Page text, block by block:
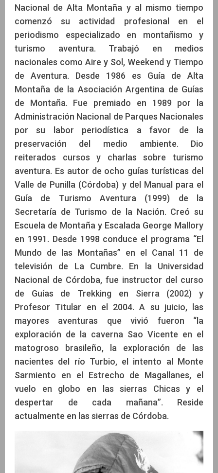
Nacional de Alta Montaña y al mismo tiempo
comenzó su actividad profesional en el
periodismo especializado en montañismo y
turismo aventura. Trabajó en medios
nacionales como Aire y Sol, Weekend y Tiempo
de Aventura. Desde 1986 es Guía de Alta
Montaña de la Asociación Argentina de Guías
de Montaña. Fue premiado en 1989 por la
Administración Nacional de Parques Nacionales
por su labor periodística a favor de la
preservación del medio ambiente. Dio
reiterados cursos y charlas sobre turismo
aventura. Es autor de ocho guías turísticas del
Valle de Punilla (Córdoba) y del Manual para el
Guía de Turismo Aventura (1999) de la
Secretaría de Turismo de la Nación. Creó su
Escuela de Montaña y Escalada George Mallory
en 1991. Desde 1998 conduce el programa “El
Mundo de las Montañas” en el Canal 11 de
televisión de La Cumbre. En la Universidad
Nacional de Córdoba, fue instructor del curso
de Guías de Trekking en Sierra (2002) y
Profesor Titular en el 2004. A su juicio, las
mayores aventuras que vivió fueron “la
exploración de la caverna Sao Vicente en el
matogroso brasileño, la exploración de las
nacientes del río Turbio, el intento al Monte
Sarmiento en el Estrecho de Magallanes, el
vuelo en globo en las sierras Chicas y el
despertar de cada mañana”. Reside
actualmente en las sierras de Córdoba.